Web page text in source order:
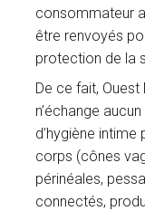
consommateur
être renvoyés
protection de la
De ce fait,
n’échange
d’hygiène
corps (cônes
périnéales,
connectés,